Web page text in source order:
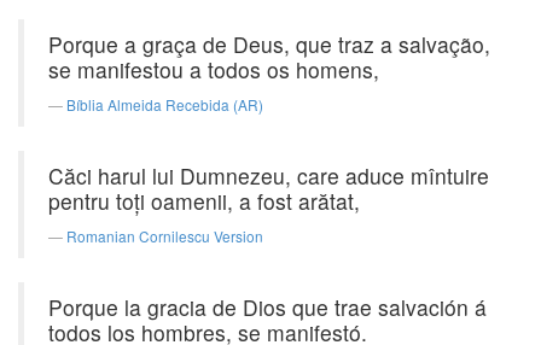
Porque a graça de Deus, que traz a salvação,
se manifestou a todos os homens,
Bíblia Almeida Recebida (AR)
Căci harul lui Dumnezeu, care aduce mîntuire
pentru toţi oamenii, a fost arătat,
Romanian Cornilescu Version
Porque la gracia de Dios que trae salvación á
todos los hombres, se manifestó.